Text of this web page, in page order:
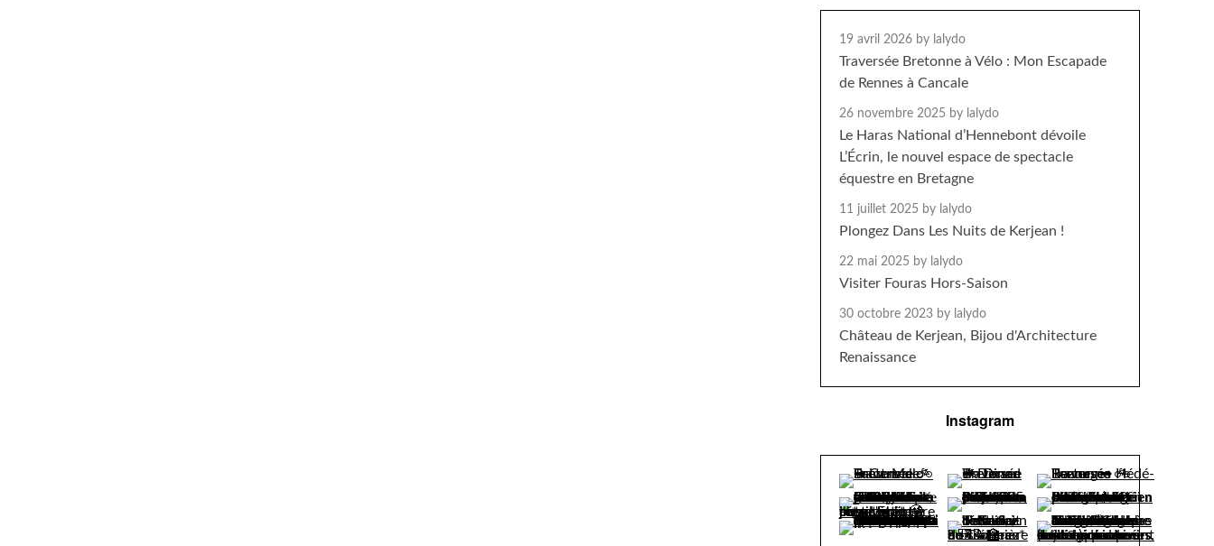
19 avril 2026 by lalydo
Traversée Bretonne à Vélo : Mon Escapade
de Rennes à Cancale
26 novembre 2025 by lalydo
Le Haras National d’Hennebont dévoile
L’Écrin, le nouvel espace de spectacle
équestre en Bretagne
11 juillet 2025 by lalydo
Plongez Dans Les Nuits de Kerjean !
22 mai 2025 by lalydo
Visiter Fouras Hors-Saison
30 octobre 2023 by lalydo
Château de Kerjean, Bijou d'Architecture
Renaissance
Instagram